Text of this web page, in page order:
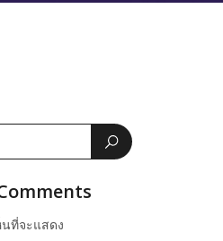
ที่จะแสดง